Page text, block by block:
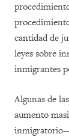
cantidad de
leyes sobre
inmigrantes
Algunas de
aumento
inmigratorio—